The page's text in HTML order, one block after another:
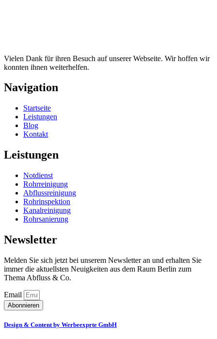
Vielen Dank für ihren Besuch auf unserer Webseite. Wir hoffen wir
konnten ihnen weiterhelfen.
Navigation
Startseite
Leistungen
Blog
Kontakt
Leistungen
Notdienst
Rohrreinigung
Abflussreinigung
Rohrinspektion
Kanalreinigung
Rohrsanierung
Newsletter
Melden Sie sich jetzt bei unserem Newsletter an und erhalten Sie
immer die aktuellsten Neuigkeiten aus dem Raum Berlin zum
Thema Abfluss & Co.
Email
Abonnieren
Design & Content by Werbeexprte GmbH